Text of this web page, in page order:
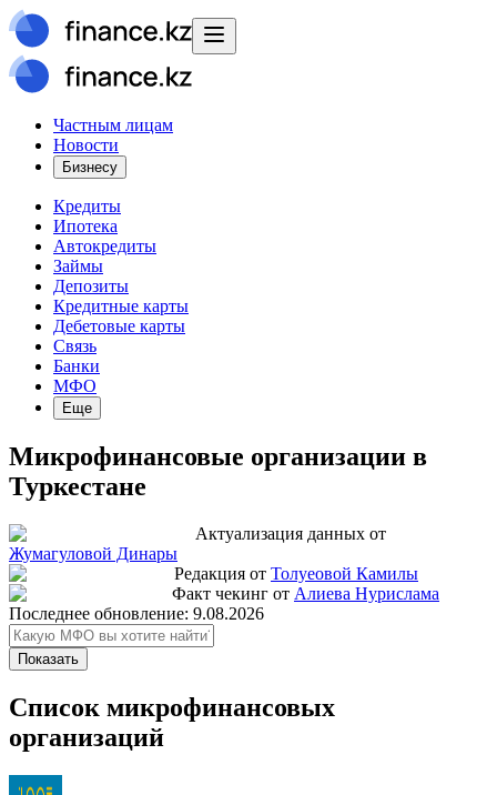
Частным лицам
Новости
Бизнесу
Кредиты
Ипотека
Автокредиты
Займы
Депозиты
Кредитные карты
Дебетовые карты
Связь
Банки
МФО
Еще
Микрофинансовые организации в
Туркестане
Актуализация данных от
Жумагуловой Динары
Редакция от Толуеовой Камилы
Факт чекинг от Алиева Нурислама
Последнее обновление: 9.08.2026
Показать
Список микрофинансовых
организаций